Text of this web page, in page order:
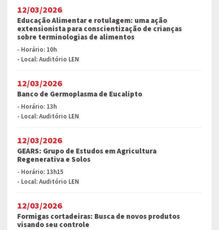
12/03/2026
Educação Alimentar e rotulagem: uma ação
extensionista para conscientização de crianças
sobre terminologias de alimentos
- Horário: 10h
- Local: Auditório LEN
12/03/2026
Banco de Germoplasma de Eucalipto
- Horário: 13h
- Local: Auditório LEN
12/03/2026
GEARS: Grupo de Estudos em Agricultura
Regenerativa e Solos
- Horário: 13h15
- Local: Auditório LEN
12/03/2026
Formigas cortadeiras: Busca de novos produtos
visando seu controle